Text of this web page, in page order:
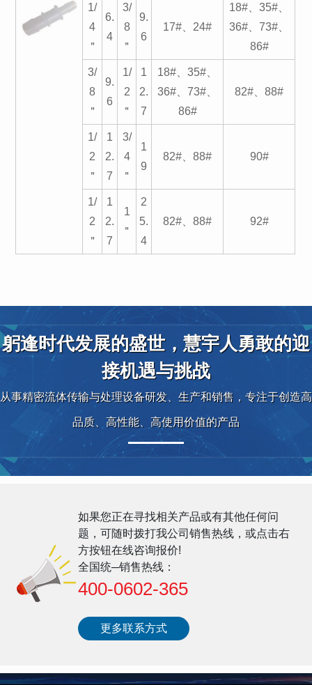
1/
4
＂
6.
4
3/
8
＂
9.
6
17#、24#
18#、35#、
36#、73#、
86#
3/
8
＂
9.
6
1/
2
＂
1
2.
7
18#、35#、
36#、73#、
86#
82#、88#
1/
2
＂
1
2.
7
3/
4
＂
1
9
82#、88# 90#
1/
2
＂
1
2.
7
1
＂
2
5.
4
82#、88# 92#
躬逢时代发展的盛世，慧宇人勇敢的迎
接机遇与挑战
从事精密流体传输与处理设备研发、生产和销售，专注于创造高
品质、高性能、高使用价值的产品
如果您正在寻找相关产品或有其他任何问
题，可随时拨打我公司销售热线，或点击右
方按钮在线咨询报价!
全国统─销售热线：
400-0602-365
更多联系方式